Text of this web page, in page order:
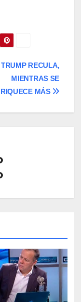
TRUMP RECULA,
MIENTRAS SE
MÁS